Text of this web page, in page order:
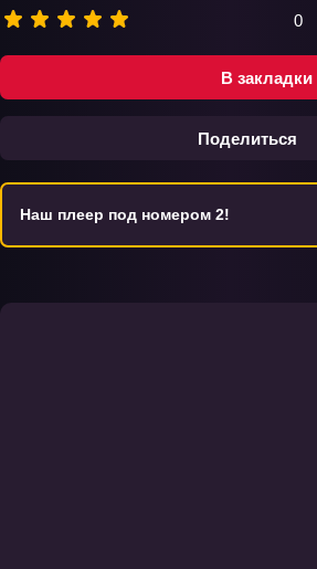
В закладки
Поделиться
0
Наш плеер под номером 2!